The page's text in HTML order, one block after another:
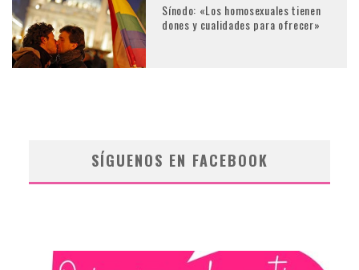
Sínodo: «Los homosexuales tienen
dones y cualidades para ofrecer»
SÍGUENOS EN FACEBOOK